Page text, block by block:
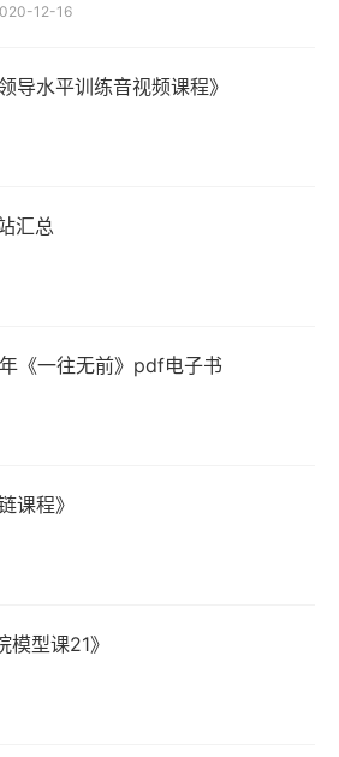
12-16
导水平训练音视频课程》
汇总
《一往无前》pdf电子书
课程》
型课21》